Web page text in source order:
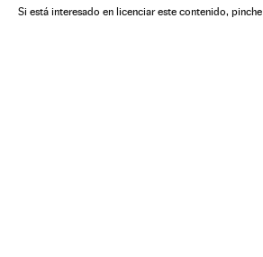
Feminismo Mulheres
Si está interesado en licenciar este contenido, pinche